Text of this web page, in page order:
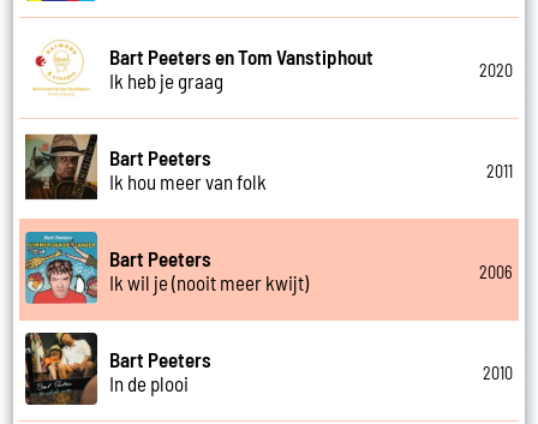
Bart Peeters en Tom Vanstiphout
Ik heb je graag
2020
Bart Peeters
Ik hou meer van folk
2011
Bart Peeters
Ik wil je (nooit meer kwijt)
2006
Bart Peeters
In de plooi
2010